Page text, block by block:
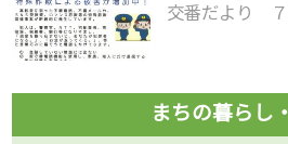
交番だより